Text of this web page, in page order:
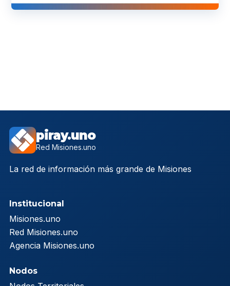
piray.uno
Red Misiones.uno
La red de información más grande de Misiones
Institucional
Misiones.uno
Red Misiones.uno
Agencia Misiones.uno
Nodos